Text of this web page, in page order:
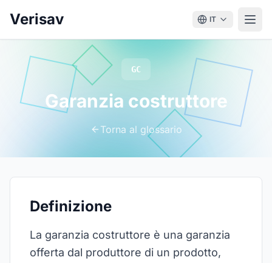
Verisav IT
GC
Garanzia costruttore
Torna al glossario
Definizione
La garanzia costruttore è una garanzia
offerta dal produttore di un prodotto,